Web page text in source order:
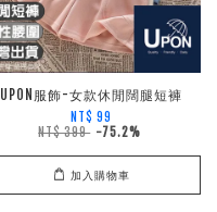
UPON服飾-女款休閒闊腿短褲
NT$ 99
NT$ 399 -75.2%
加入購物車